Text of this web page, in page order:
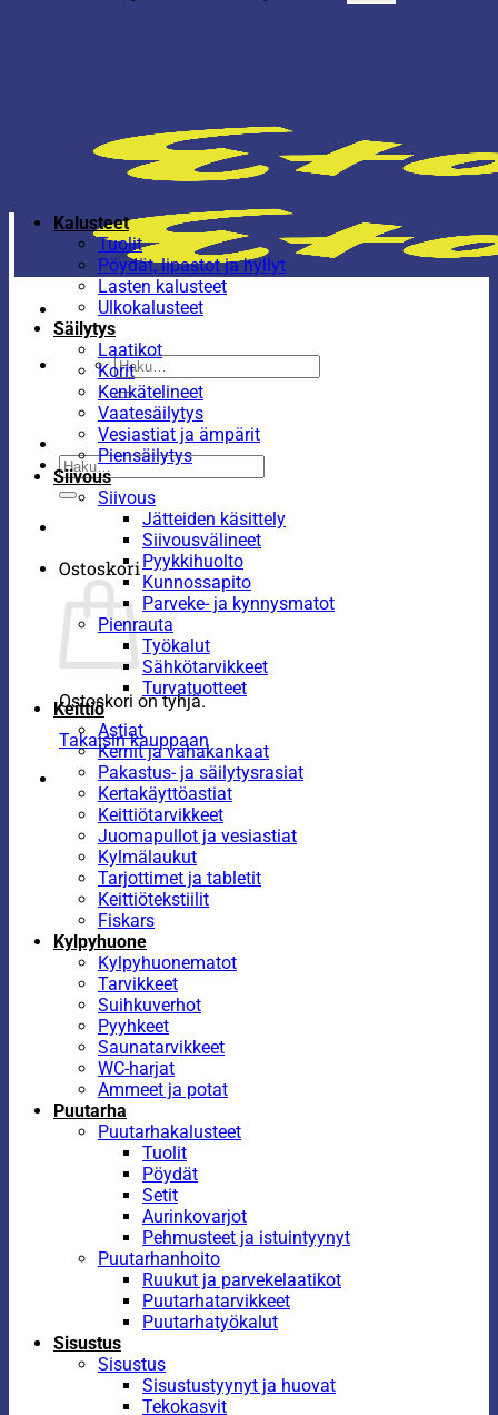
Etsi:
Etsi:
Ostoskori
Ostoskori on tyhjä.
Takaisin kauppaan
Kalusteet
Tuolit
Pöydät, lipastot ja hyllyt
Lasten kalusteet
Ulkokalusteet
Säilytys
Laatikot
Korit
Kenkätelineet
Vaatesäilytys
Vesiastiat ja ämpärit
Piensäilytys
Siivous
Siivous
Jätteiden käsittely
Siivousvälineet
Pyykkihuolto
Kunnossapito
Parveke- ja kynnysmatot
Pienrauta
Työkalut
Sähkötarvikkeet
Turvatuotteet
Keittiö
Astiat
Kernit ja vahakankaat
Pakastus- ja säilytysrasiat
Kertakäyttöastiat
Keittiötarvikkeet
Juomapullot ja vesiastiat
Kylmälaukut
Tarjottimet ja tabletit
Keittiötekstiilit
Fiskars
Kylpyhuone
Kylpyhuonematot
Tarvikkeet
Suihkuverhot
Pyyhkeet
Saunatarvikkeet
WC-harjat
Ammeet ja potat
Puutarha
Puutarhakalusteet
Tuolit
Pöydät
Setit
Aurinkovarjot
Pehmusteet ja istuintyynyt
Puutarhanhoito
Ruukut ja parvekelaatikot
Puutarhatarvikkeet
Puutarhatyökalut
Sisustus
Sisustus
Sisustustyynyt ja huovat
Tekokasvit